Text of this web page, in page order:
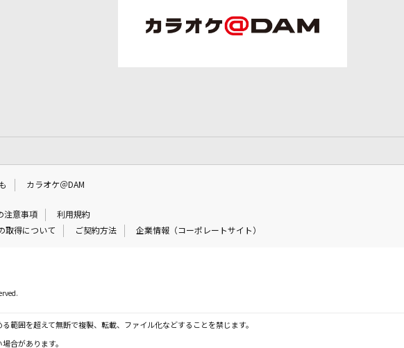
カラオケ＠DAM
注意事項
利用規約
取得について ご契約方法 企業情報（コーポレートサイト）
範囲を超えて無断で複製、転載、ファイル化などすることを禁じます。
合があります。